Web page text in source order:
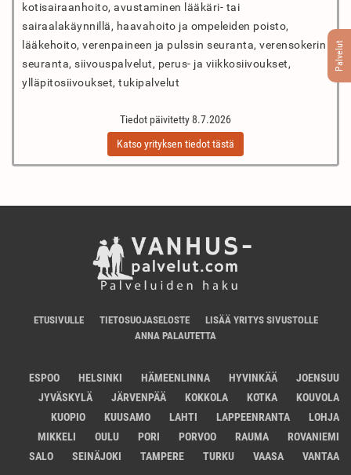
Palvelut
kotisairaanhoito, avustaminen lääkäri- tai
sairaalakäynnillä, haavahoito ja ompeleiden poisto,
lääkehoito, verenpaineen ja pulssin seuranta, verensokerin
seuranta, siivouspalvelut, perus- ja viikkosiivoukset,
ylläpitosiivoukset, tukipalvelut
Tiedot päivitetty 8.7.2026
Katso yrityksen tiedot tästä
ETUSIVULLE TIETOSUOJASELOSTE
LISÄÄ YRITYS SIVUSTOLLE
ANNA PALAUTETTA
ESPOO HELSINKI HÄMEENLINNA HYVINKÄÄ
JOENSUU
JYVÄSKYLÄ
JÄRVENPÄÄ KOKKOLA KOTKA
KOUVOLA
KUOPIO
KUUSAMO LAHTI LAPPEENRANTA
LOHJA
MIKKELI
OULU PORI PORVOO RAUMA
ROVANIEMI
SALO
SEINÄJOKI TAMPERE TURKU VAASA VANTAA